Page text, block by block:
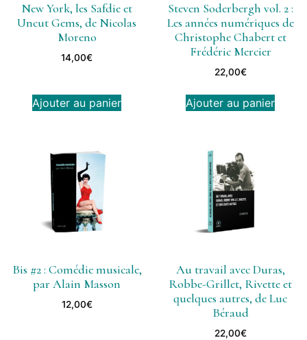
New York, les Safdie et
Uncut Gems, de Nicolas
Moreno
14,00€
Ajouter au panier
Steven Soderbergh vol. 2 :
Les années numériques de
Christophe Chabert et
Frédéric Mercier
22,00€
Ajouter au panier
Bis #2 : Comédie musicale,
par Alain Masson
12,00€
Au travail avec Duras,
Robbe-Grillet, Rivette et
quelques autres, de Luc
Béraud
22,00€